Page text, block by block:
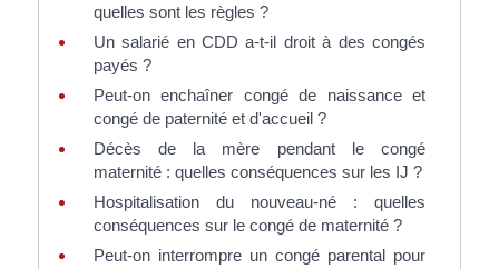
quelles sont les règles ?
Un salarié en CDD a-t-il droit à des congés
payés ?
Peut-on enchaîner congé de naissance et
congé de paternité et d'accueil ?
Décès de la mère pendant le congé
maternité : quelles conséquences sur les IJ ?
Hospitalisation du nouveau-né : quelles
conséquences sur le congé de maternité ?
Peut-on interrompre un congé parental pour